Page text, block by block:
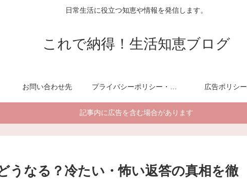
日常生活に役立つ知恵や情報を発信します。
これで納得！生活知恵ブログ
お問い合わせ先 プライバシーポリシー・免責事項 広告ポリシー
記事内に広告を含む場合があります
うなる？冷たい・怖い返答の真相を徹